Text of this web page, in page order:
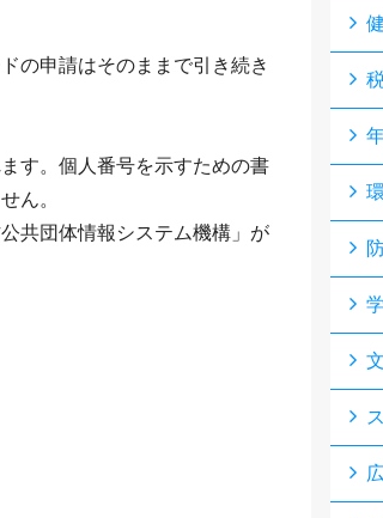
の申請はそのままで引き続き
す。個人番号を示すための書
ん。
共団体情報システム機構」が